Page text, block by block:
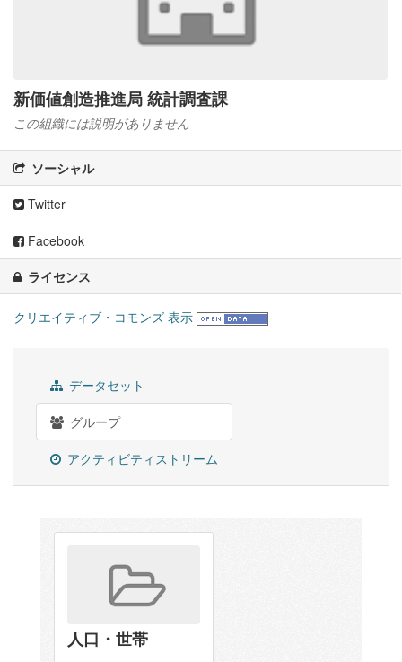
新価値創造推進局 統計調査課
この組織には説明がありません
ソーシャル
Twitter
Facebook
ライセンス
クリエイティブ・コモンズ 表示
データセット
グループ
アクティビティストリーム
人口・世帯